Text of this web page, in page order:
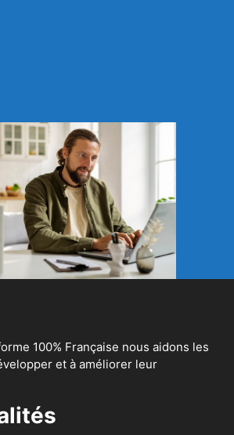
100% Française nous aidons les
et à améliorer leur